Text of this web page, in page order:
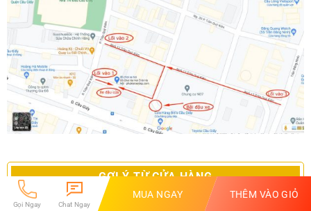
GỢI Ý TỪ CỬA HÀNG
Gọi Ngay Chat Ngay
MUA NGAY THÊM VÀO GIỎ